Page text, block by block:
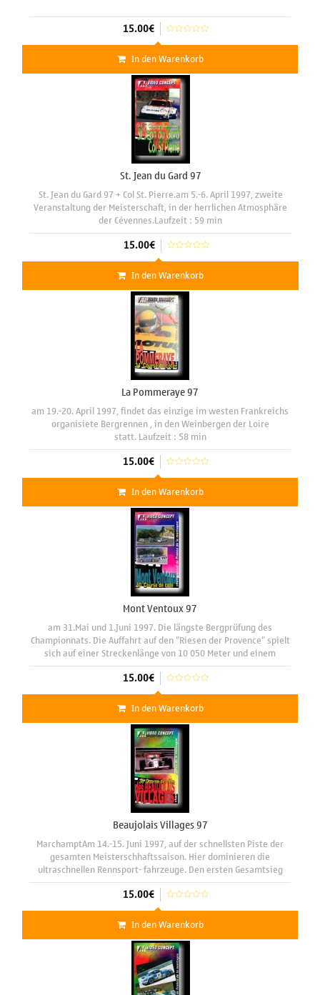
15.00€
In den Warenkorb
St. Jean du Gard 97
St. Jean du Gard 97 + Col St. Pierre.am 5.-6. April 1997, zweite
Veranstaltung der Meisterschaft, in der herrlichen Atmosphäre
der Cévennes.Laufzeit : 59 min
15.00€
In den Warenkorb
La Pommeraye 97
am 19.-20. April 1997, findet das einzige im westen Frankreichs
organisiete Bergrennen , in den Weinbergen der Loire
statt. Laufzeit : 58 min
15.00€
In den Warenkorb
Mont Ventoux 97
am 31.Mai und 1.Juni 1997. Die längste Bergprüfung des
Championnats. Die Auffahrt auf den "Riesen der Provence" spielt
sich auf einer Streckenlänge von 10 050 Meter und einem
Höhenunterschied von 940 Metern ab.Laufzeit : 48 min
15.00€
In den Warenkorb
Beaujolais Villages 97
MarchamptAm 14.-15. Juni 1997, auf der schnellsten Piste der
gesamten Meisterschhaftssaison. Hier dominieren die
ultraschnellen Rennsport- fahrzeuge. Den ersten Gesamtsieg
eines Formel 3000 Rennwagen verbuchte hier 1996, der
unvergessene Marc
15.00€
In den Warenkorb